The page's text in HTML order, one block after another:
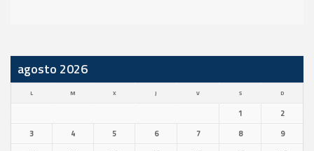
agosto 2026
L M X J V S D
1
2
3
4 5 6 7 8
9